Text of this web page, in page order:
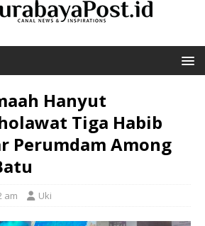
Hanyut
Tiga Habib
Perumdam Among
am Uki